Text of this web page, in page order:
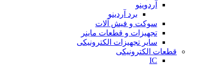
آردوینو
برد آردینو
سوکت و فیش آلات
تجهیزات و قطعات ماینر
سایر تجهیزات الکترونیکی
قطعات الکترونیکی
IC